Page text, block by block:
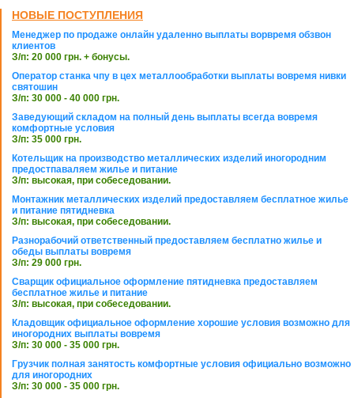
НОВЫЕ ПОСТУПЛЕНИЯ
Менеджер по продаже онлайн удаленно выплаты ворвремя обзвон
клиентов
З/п: 20 000 грн. + бонусы.
Оператор станка чпу в цех металлообработки выплаты вовремя нивки
святошин
З/п: 30 000 - 40 000 грн.
Заведующий складом на полный день выплаты всегда вовремя
комфортные условия
З/п: 35 000 грн.
Котельщик на производство металлических изделий иногородним
предостпаваляем жилье и питание
З/п: высокая, при собеседовании.
Монтажник металлических изделий предоставляем бесплатное жилье
и питание пятидневка
З/п: высокая, при собеседовании.
Разнорабочий ответственный предоставляем бесплатно жилье и
обеды выплаты вовремя
З/п: 29 000 грн.
Сварщик официальное оформление пятидневка предоставляем
бесплатное жилье и питание
З/п: высокая, при собеседовании.
Кладовщик официальное оформление хорошие условия возможно для
иногородних выплаты вовремя
З/п: 30 000 - 35 000 грн.
Грузчик полная занятость комфортные условия официально возможно
для иногородних
З/п: 30 000 - 35 000 грн.